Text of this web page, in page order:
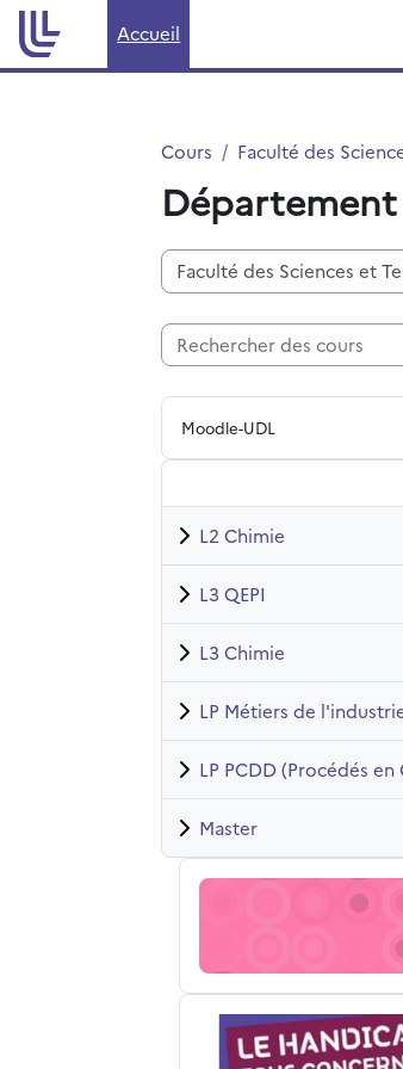
Passer au contenu principal
Accueil
Cours Faculté des
Catégories de cours
Rechercher des cours
Moodle-UDL
L2 Chimie
L3 QEPI
L3 Chimie
LP Métiers de
LP PCDD (Procédés
Master
Stages
Chimie Handicap (C.